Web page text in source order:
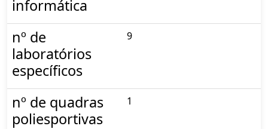
informática
nº de
laboratórios
específicos
9
nº de quadras
poliesportivas
1